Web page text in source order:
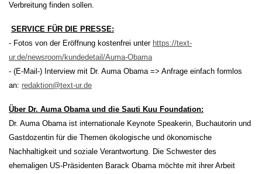
Verbreitung finden sollen.
SERVICE FÜR DIE PRESSE:
- Fotos von der Eröffnung kostenfrei unter https://text-
ur.de/newsroom/kundedetail/Auma-Obama
- (E-Mail-) Interview mit Dr. Auma Obama => Anfrage einfach formlos
an: redaktion@text-ur.de
Über Dr. Auma Obama und die Sauti Kuu Foundation:
Dr. Auma Obama ist internationale Keynote Speakerin, Buchautorin und
Gastdozentin für die Themen ökologische und ökonomische
Nachhaltigkeit und soziale Verantwortung. Die Schwester des
ehemaligen US-Präsidenten Barack Obama möchte mit ihrer Arbeit